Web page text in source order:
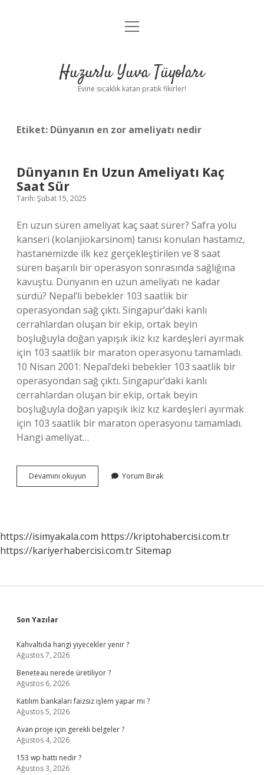
Anasayfa
Yasal Uyarı
menüyü
Huzurlu Yuva Tüyoları
Evine sıcaklık katan pratik fikirler!
Etiket: Dünyanın en zor ameliyatı nedir
Dünyanın En Uzun Ameliyatı Kaç
Saat Sür
Tarih: Şubat 15, 2025
En uzun süren ameliyat kaç saat sürer? Safra yolu
kanseri (kolanjiokarsinom) tanısı konulan hastamız,
hastanemizde ilk kez gerçekleştirilen ve 8 saat
süren başarılı bir operasyon sonrasında sağlığına
kavuştu. Dünyanın en uzun ameliyatı ne kadar
sürdü? Nepal’li bebekler 103 saatlik bir
operasyondan sağ çıktı. Singapur’daki kanlı
cerrahlardan oluşan bir ekip, ortak beyin
boşluğuyla doğan yapışık ikiz kız kardeşleri ayırmak
için 103 saatlik bir maraton operasyonu tamamladı.
10 Nisan 2001: Nepal’deki bebekler 103 saatlik bir
operasyondan sağ çıktı. Singapur’daki kanlı
cerrahlardan oluşan bir ekip, ortak beyin
boşluğuyla doğan yapışık ikiz kız kardeşleri ayırmak
için 103 saatlik bir maraton operasyonu tamamladı.
Hangi ameliyat…
Devamını okuyun Dünyanın
En
Sür
Yorum Bırak
https://isimyakala.com https://kriptohabercisi.com.tr
https://kariyerhabercisi.com.trSitemap
Sidebar
Son Yazılar
Kahvaltıda hangi yiyecekler yenir ?
Ağustos 7, 2026
Beneteau nerede üretiliyor ?
Ağustos 6, 2026
Katılım bankaları faizsiz işlem yapar mı ?
Ağustos 5, 2026
Avan proje için gerekli belgeler ?
Ağustos 4, 2026
153 wp hattı nedir ?
Ağustos 3, 2026